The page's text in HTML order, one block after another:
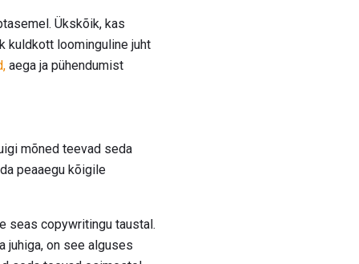
Ükskõik, kas
kuldkott loominguline juht
aega ja pühendumist
mõned teevad seda
peaaegu kõigile
seas copywritingu taustal.
juhiga, on see alguses